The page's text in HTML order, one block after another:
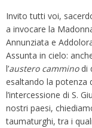
Invito tutti voi,
a invocare la
Annunziata e
Assunta in cielo:
l’austero camminodi
esaltando la potenza
l’intercessione di S.
nostri paesi,
taumaturghi, tra i